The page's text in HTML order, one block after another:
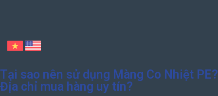
Tại sao nên sử dụng Màng Co Nhiệt PE?
Địa chỉ mua hàng uy tín?